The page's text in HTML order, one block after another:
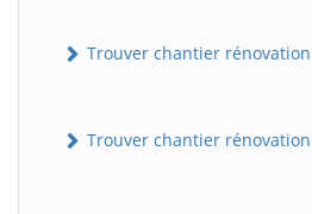
Trouver chantier
Trouver chantier